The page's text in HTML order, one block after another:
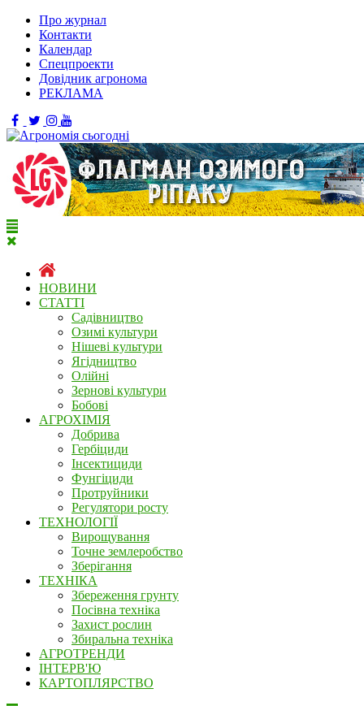
Про журнал
Контакти
Календар
Спецпроекти
Довідник агронома
РЕКЛАМА
НОВИНИ
СТАТТІ
Садівництво
Озимі культури
Нішеві культури
Ягідництво
Олійні
Зернові культури
Бобові
АГРОХІМІЯ
Добрива
Гербіциди
Інсектициди
Фунгіциди
Протруйники
Регулятори росту
ТЕХНОЛОГІЇ
Вирощування
Точне землеробство
Зберігання
ТЕХНІКА
Збереження грунту
Посівна техніка
Захист рослин
Збиральна техніка
АГРОТРЕНДИ
ІНТЕРВ'Ю
КАРТОПЛЯРСТВО